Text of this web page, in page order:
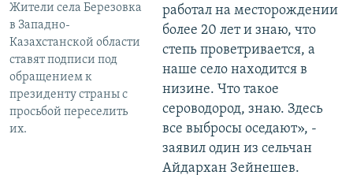
Жители села Березовка
в Западно-
Казахстанской области
ставят подписи под
обращением к
президенту страны с
просьбой переселить
их.
работал на месторождении
более 20 лет и знаю, что
степь проветривается, а
наше село находится в
низине. Что такое
сероводород, знаю. Здесь
все выбросы оседают», -
заявил один из сельчан
Айдархан Зейнешев.